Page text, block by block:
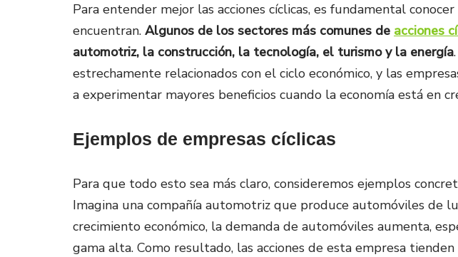
Para entender mejor las acciones cíclicas, es fundamental
encuentran. Algunos de los sectores más comunes de acciones
automotriz, la construcción, la tecnología, el turismo y la energía
estrechamente relacionados con el ciclo económico, y las
a experimentar mayores beneficios cuando la economía está en
Ejemplos de empresas cíclicas
Para que todo esto sea más claro, consideremos ejemplos
Imagina una compañía automotriz que produce automóviles de
crecimiento económico, la demanda de automóviles aumenta,
gama alta. Como resultado, las acciones de esta empresa